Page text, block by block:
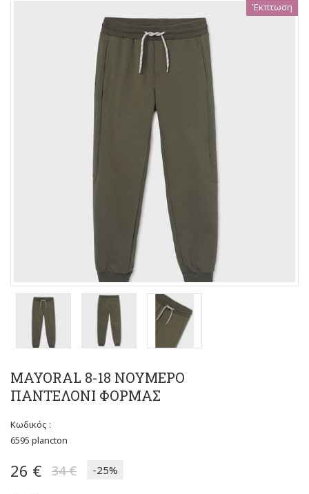
Έκπτωση
MAYORAL 8-18 ΝΟΥΜΕΡΟ
ΠΑΝΤΕΛΟΝΙ ΦΟΡΜΑΣ
Κωδικός :
6595 plancton
26 € 34 € -25%